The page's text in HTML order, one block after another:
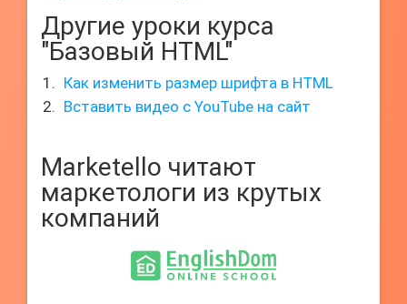
Другие уроки курса
"Базовый HTML"
Как изменить размер шрифта в HTML
Вставить видео с YouTube на сайт
Marketello читают
маркетологи из крутых
компаний